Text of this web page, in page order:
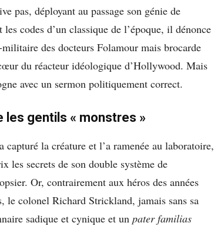
pas, déployant au passage son génie de
codes d’un classique de l’époque, il dénonce
des docteurs Folamour mais brocarde
du réacteur idéologique d’Hollywood. Mais
avec un sermon politiquement correct.
gentils « monstres »
la créature et l’a ramenée au laboratoire,
les secrets de son double système de
Or, contrairement aux héros des années
le colonel Richard Strickland, jamais sans sa
sadique et cynique et un pater familias